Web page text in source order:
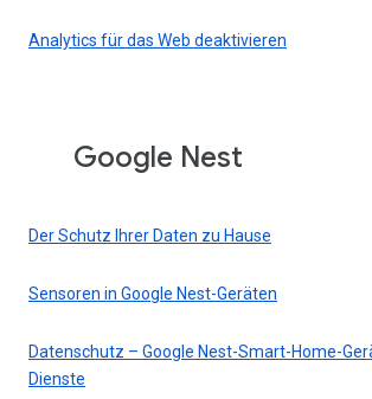
Analytics für das Web deaktivieren
Google Nest
Der Schutz Ihrer Daten zu Hause
Sensoren in Google Nest-Geräten
Datenschutz – Google Nest-Smart-Home-
Dienste